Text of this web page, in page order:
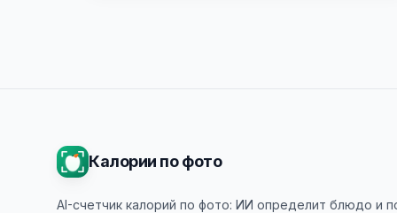
Калории по фото
AI-счетчик калорий по фото: ИИ определит блюдо и